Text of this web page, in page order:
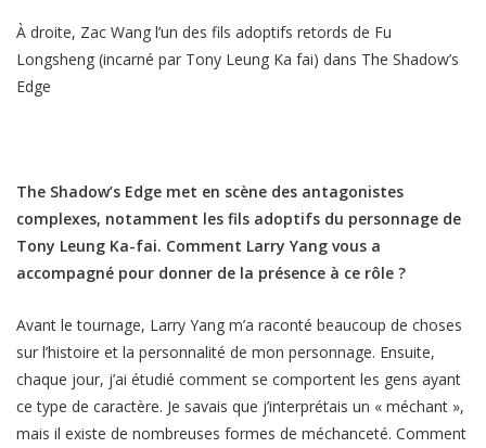
À droite, Zac Wang l’un des fils adoptifs retords de Fu
Longsheng (incarné par Tony Leung Ka fai) dans The Shadow’s
Edge
The Shadow’s Edge met en scène des antagonistes
complexes, notamment les fils adoptifs du personnage de
Tony Leung Ka-fai. Comment Larry Yang vous a
accompagné pour donner de la présence à ce rôle ?
Avant le tournage, Larry Yang m’a raconté beaucoup de choses
sur l’histoire et la personnalité de mon personnage. Ensuite,
chaque jour, j’ai étudié comment se comportent les gens ayant
ce type de caractère. Je savais que j’interprétais un « méchant »,
mais il existe de nombreuses formes de méchanceté. Comment